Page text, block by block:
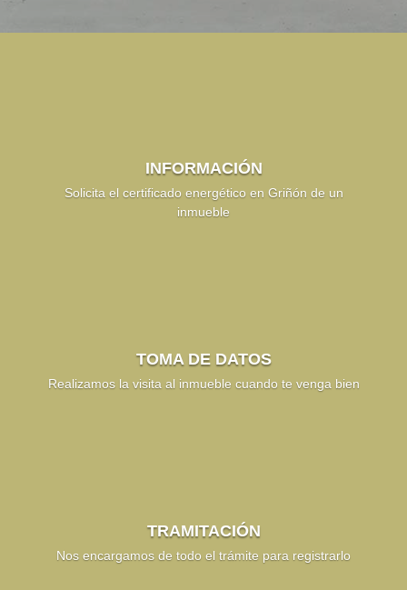
INFORMACIÓN
Solicita el certificado energético en Griñón de un
inmueble
TOMA DE DATOS
Realizamos la visita al inmueble cuando te venga bien
TRAMITACIÓN
Nos encargamos de todo el trámite para registrarlo